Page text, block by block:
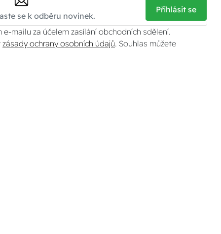
Přihlásit se
e-mailu za účelem zasílání obchodních sdělení.
zásady ochrany osobních údajů. Souhlas můžete